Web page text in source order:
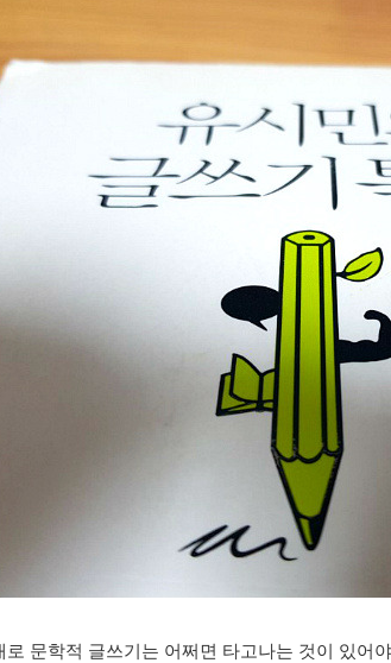
로 문학적 글쓰기는 어쩌면 타고나는 것이 있어